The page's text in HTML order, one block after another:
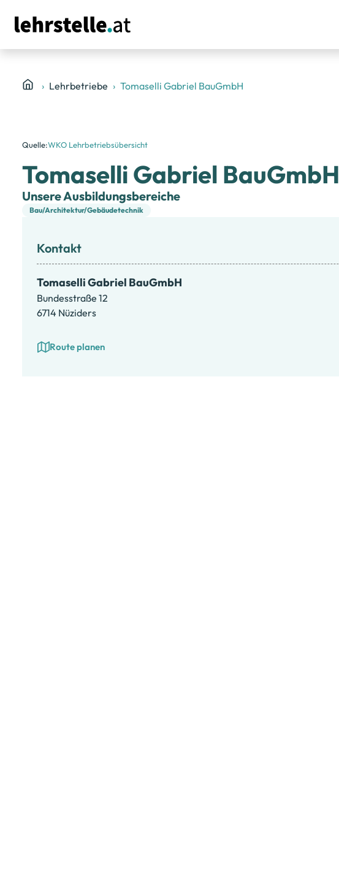
Lehrbetriebe Tomaselli Gabriel BauGmbH
Quelle:WKO Lehrbetriebsübersicht
Tomaselli Gabriel BauGmbH
Unsere Ausbildungsbereiche
Bau/Architektur/Gebäudetechnik
Kontakt
Tomaselli Gabriel BauGmbH
Bundesstraße 12
6714 Nüziders
Route planen